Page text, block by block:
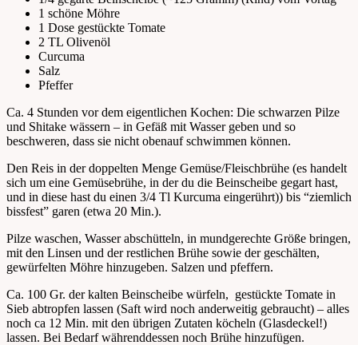
1 schöne Möhre
1 Dose gestückte Tomate
2 TL Olivenöl
Curcuma
Salz
Pfeffer
Ca. 4 Stunden vor dem eigentlichen Kochen: Die schwarzen Pilze
und Shitake wässern – in Gefäß mit Wasser geben und so
beschweren, dass sie nicht obenauf schwimmen können.
Den Reis in der doppelten Menge Gemüse/Fleischbrühe (es handelt
sich um eine Gemüsebrühe, in der du die Beinscheibe gegart hast,
und in diese hast du einen 3/4 Tl Kurcuma eingerührt)) bis “ziemlich
bissfest” garen (etwa 20 Min.).
Pilze waschen, Wasser abschütteln, in mundgerechte Größe bringen,
mit den Linsen und der restlichen Brühe sowie der geschälten,
gewürfelten Möhre hinzugeben. Salzen und pfeffern.
Ca. 100 Gr. der kalten Beinscheibe würfeln, gestückte Tomate in
Sieb abtropfen lassen (Saft wird noch anderweitig gebraucht) – alles
noch ca 12 Min. mit den übrigen Zutaten köcheln (Glasdeckel!)
lassen. Bei Bedarf währenddessen noch Brühe hinzufügen.